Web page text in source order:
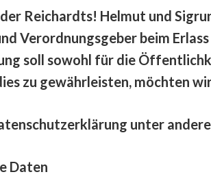
Reichardts! Helmut und
Verordnungsgeber beim
soll sowohl für die
zu gewährleisten, möchten
unter
Daten